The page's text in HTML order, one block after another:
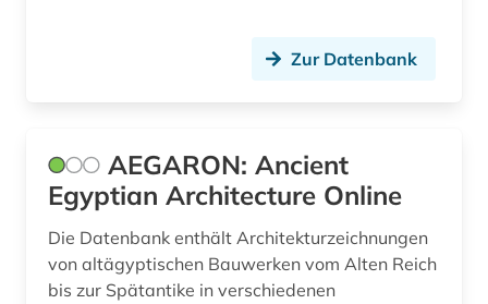
buchbesprechung (1)
buchrolle (1)
bulgarien (1)
bunker (2)
Rumänien (1)
Russland, Sowjetunion (2)
Saarland (1)
Sachsen-Anhalt (2)
Schleswig-Holstein (2)
Zur Datenbank
AEGARON: Ancient
Egyptian Architecture Online
Die Datenbank enthält Architekturzeichnungen
von altägyptischen Bauwerken vom Alten Reich
bis zur Spätantike in verschiedenen